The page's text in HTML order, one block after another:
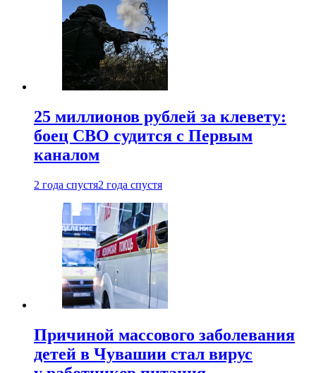
25 миллионов рублей за клевету:
боец СВО судится с Первым
каналом
2 года спустя2 года спустя
Причиной массового заболевания
детей в Чувашии стал вирус